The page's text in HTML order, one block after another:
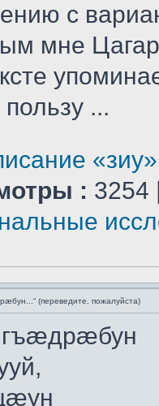
с
мне
...
:
(переведите, пожалуйста)